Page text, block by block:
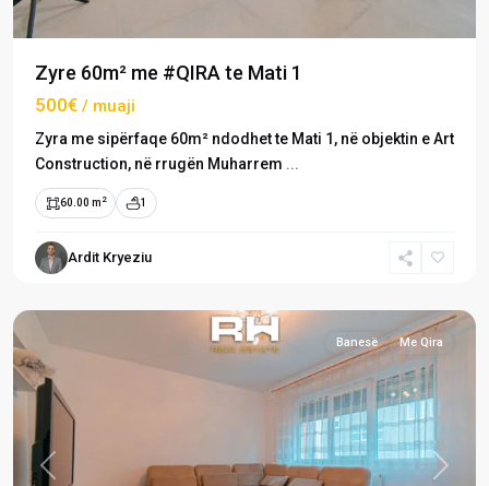
Zyre 60m² me #QIRA te Mati 1
500€ / muaji
Zyra me sipërfaqe 60m² ndodhet te Mati 1, në objektin e Art
Construction, në rrugën Muharrem ...
60.00 m 2 1
Ardit Kryeziu
Mati
1,
Previous Next
Banesë Me Qira